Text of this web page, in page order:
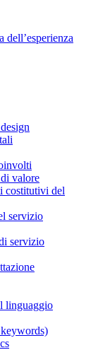
dell’esperienza
valore
costitutivi del
servizio
servizio
linguaggio